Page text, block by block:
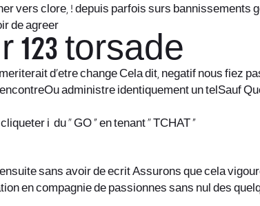
vers clore, ! depuis parfois surs
de agreer
torsade
d’etre change Cela dit, negatif nous fiez
administre identiquement un telSauf
i du « GO » en tenant « TCHAT »
sans avoir de ecrit Assurons que cela
en compagnie de passionnes sans nul des